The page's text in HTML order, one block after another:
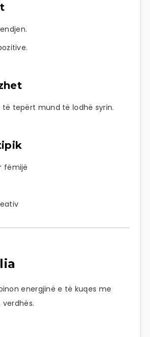
të tepërt mund të lodhë syrin.
fëmijë
energjinë e të kuqes me